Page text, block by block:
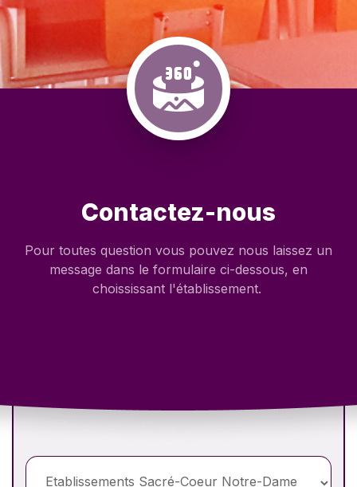
Contactez-nous
Pour toutes question vous pouvez nous laissez un
message dans le formulaire ci-dessous, en
choississant l'établissement.